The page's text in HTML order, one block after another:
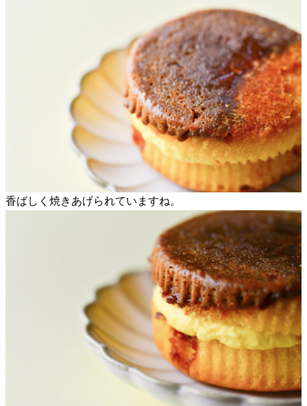
香ばしく焼きあげられていますね。